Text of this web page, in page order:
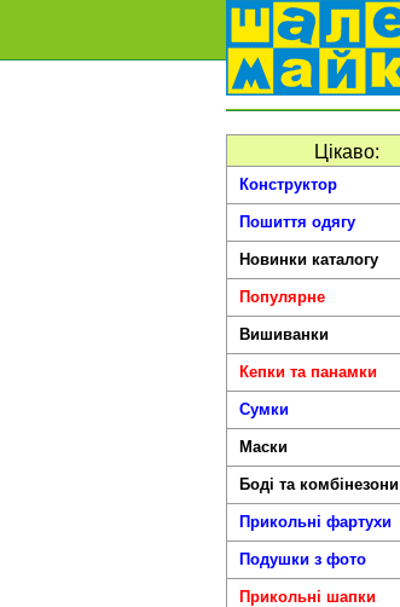
Цікаво:
Конструктор
Пошиття одягу
Новинки каталогу
Популярне
Вишиванки
Кепки та панамки
Сумки
Маски
Боді та комбінезони
Прикольні фартухи
Подушки з фото
Прикольні шапки